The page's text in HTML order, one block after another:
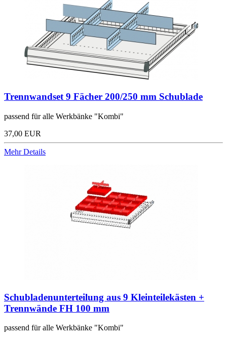
Trennwandset 9 Fächer 200/250 mm Schublade
passend für alle Werkbänke "Kombi"
37,00 EUR
Mehr Details
Schubladenunterteilung aus 9 Kleinteilekästen +
Trennwände FH 100 mm
passend für alle Werkbänke "Kombi"